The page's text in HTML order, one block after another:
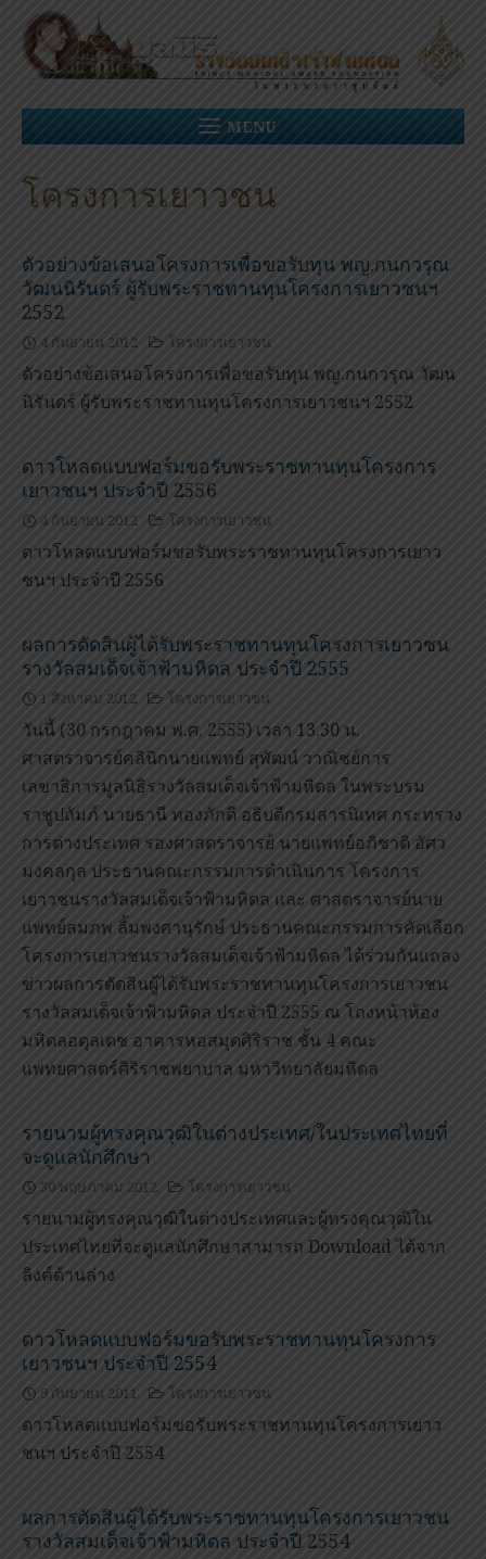
Skip
content
MENU
โครงการเยาวชน
ตัวอย่างข้อเสนอโครงการเพื่อขอรับทุน พญ.กนกวรุณ
วัฒนนิรันดร์ ผู้รับพระราชทานทุนโครงการเยาวชนฯ
2552
4 กันยายน 2012 โครงการเยาวชน
ตัวอย่างข้อเสนอโครงการเพื่อขอรับทุน พญ.กนกวรุณ วัฒน
นิรันดร์ ผู้รับพระราชทานทุนโครงการเยาวชนฯ 2552
ดาวโหลดแบบฟอร์มขอรับพระราชทานทุนโครงการ
เยาวชนฯ ประจำปี 2556
4 กันยายน 2012 โครงการเยาวชน
ดาวโหลดแบบฟอร์มขอรับพระราชทานทุนโครงการเยาว
ชนฯ ประจำปี 2556
ผลการตัดสินผู้ได้รับพระราชทานทุนโครงการเยาวชน
รางวัลสมเด็จเจ้าฟ้ามหิดล ประจำปี 2555
1 สิงหาคม 2012 โครงการเยาวชน
วันนี้ (30 กรกฎาคม พ.ศ. 2555) เวลา 13.30 น.
ศาสตราจารย์คลินิกนายแพทย์ สุพัฒน์ วาณิชย์การ
เลขาธิการมูลนิธิรางวัลสมเด็จเจ้าฟ้ามหิดล ในพระบรม
ราชูปถัมภ์ นายธานี ทองภักดี อธิบดีกรมสารนิเทศ กระทรวง
การต่างประเทศ รองศาสตราจารย์ นายแพทย์อภิชาติ อัศว
มงคลกุล ประธานคณะกรรมการดำเนินการ โครงการ
เยาวชนรางวัลสมเด็จเจ้าฟ้ามหิดล และ ศาสตราจารย์นาย
แพทย์สมภพ ลิ้มพงศานุรักษ์ ประธานคณะกรรมการคัดเลือก
โครงการเยาวชนรางวัลสมเด็จเจ้าฟ้ามหิดล ได้ร่วมกันแถลง
ข่าวผลการตัดสินผู้ได้รับพระราชทานทุนโครงการเยาวชน
รางวัลสมเด็จเจ้าฟ้ามหิดล ประจำปี 2555 ณ โถงหน้าห้อง
มหิดลอดุลเดช อาคารหอสมุดศิริราช ชั้น 4 คณะ
แพทยศาสตร์ศิริราชพยาบาล มหาวิทยาลัยมหิดล
รายนามผู้ทรงคุณวุฒิในต่างประเทศ/ในประเทศไทยที่
จะดูแลนักศึกษา
30 พฤษภาคม 2012 โครงการเยาวชน
รายนามผู้ทรงคุณวุฒิในต่างประเทศและผู้ทรงคุณวุฒิใน
ประเทศไทยที่จะดูแลนักศึกษาสามารถ Downloadได้จาก
ลิงค์ด้านล่าง
ดาวโหลดแบบฟอร์มขอรับพระราชทานทุนโครงการ
เยาวชนฯ ประจำปี 2554
9 กันยายน 2011 โครงการเยาวชน
ดาวโหลดแบบฟอร์มขอรับพระราชทานทุนโครงการเยาว
ชนฯ ประจำปี 2554
ผลการตัดสินผู้ได้รับพระราชทานทุนโครงการเยาวชน
รางวัลสมเด็จเจ้าฟ้ามหิดล ประจำปี 2554